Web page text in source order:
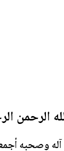
الرحمن
آله